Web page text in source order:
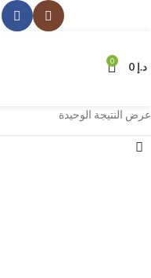
0 د.إ
عرض النتيجة الوحيدة